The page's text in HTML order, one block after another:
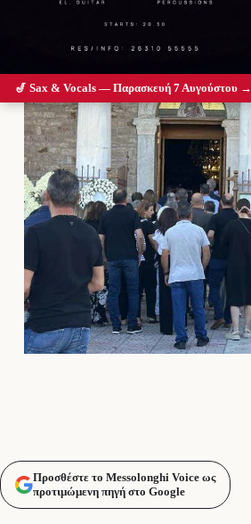
Προσθέστε το Messolonghi Voice ως
προτιμώμενη πηγή στο Google
🎷 Sax & Vocals — Παρασκευή 7 Αυγούστου →